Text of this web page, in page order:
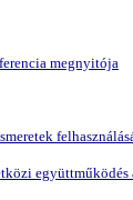
megnyitója
együttműködés